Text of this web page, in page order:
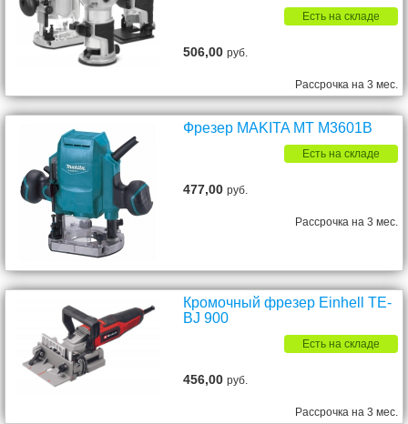
Есть на складе
506,00руб.
Рассрочка на 3 мес.
Фрезер MAKITA MT M3601B
Есть на складе
477,00руб.
Рассрочка на 3 мес.
Кромочный фрезер Einhell TE-
BJ 900
Есть на складе
456,00руб.
Рассрочка на 3 мес.